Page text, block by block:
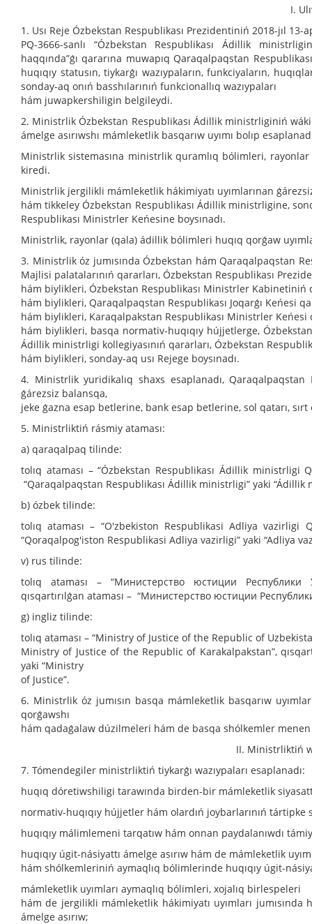
I.
1. Usı Reje Ózbekstan Respublikası Prezidentiniń 2018-jıl 13-
PQ-3666-sanlı “Ózbekstan Respublikası Ádillik
haqqında”ǵı qararına muwapıq Qaraqalpaqstan
huqıqıy statusın, tiykarǵı wazıypaların, funkciyaların,
sonday-aq onıń basshılarınıń funkcionallıq wazıypaları
hám juwapkershiligin belgileydi.
2. Ministrlik Ózbekstan Respublikası Ádillik ministrliginiń
ámelge asırıwshı mámleketlik basqarıw uyımı bolıp
Ministrlik sistemasına ministrlik quramlıq bólimleri,
kiredi.
Ministrlik jergilikli mámleketlik hákimiyatı uyımlarınan
hám tikkeley Ózbekstan Respublikası Ádillik ministrligine,
Respublikası Ministrler Keńesine boysınadı.
Ministrlik, rayonlar (qala) ádillik bólimleri huqıq qorǵaw
3. Ministrlik óz jumısında Ózbekstan hám Qaraqalpaqstan
Majlisi palatalarınıń qararları, Ózbekstan Respublikası
hám biylikleri, Ózbekstan Respublikası Ministrler Kabinetiniń
hám biylikleri, Qaraqalpaqstan Respublikası Joqarǵı Keńesi
hám biylikleri, Karaqalpakstan Respublikası Ministrler Keńesi
hám biylikleri, basqa normativ-huqıqıy hújjetlerge,
Ádillik ministrligi kollegiyasınıń qararları, Ózbekstan
hám biylikleri, sonday-aq usı Rejege boysınadı.
4. Ministrlik yuridikalıq shaxs esaplanadı,
ǵárezsiz balansqa,
jeke ǵazna esap betlerine, bank esap betlerine, sol qatarı,
5. Ministrliktiń rásmiy ataması:
a) qaraqalpaq tilinde:
tolıq ataması – “Ózbekstan Respublikası Ádillik ministrligi
“Qaraqalpaqstan Respublikası Ádillik ministrligi” yaki “Ádillik
b) ózbek tilinde:
tolıq ataması – “O'zbekiston Respublikasi Adliya vazirligi
“Qoraqalpog'iston Respublikasi Adliya vazirligi” yaki “Adliya
v) rus tilinde:
tolıq ataması – “Министерство юстиции Республики
qısqartırılǵan ataması – “Министерство юстиции
g) ingliz tilinde:
tolıq ataması – “Ministry of Justice of the Republic of
Ministry of Justice of the Republic of Karakalpakstan”,
yaki “Ministry
of Justice”.
6. Ministrlik óz jumısın basqa mámleketlik basqarıw
qorǵawshı
hám qadaǵalaw dúzilmeleri hám de basqa shólkemler
II. Ministrliktiń
7. Tómendegiler ministrliktiń tiykarǵı wazıypaları esaplanadı:
huqıq dóretiwshiligi tarawında birden-bir mámleketlik
normativ-huqıqıy hújjetler hám olardıń joybarlarınıń
huqıqıy málimlemeni tarqatıw hám onnan paydalanıwdı
huqıqıy úgit-násiyattı ámelge asırıw hám de mámleketlik
hám shólkemleriniń aymaqlıq bólimlerinde huqıqıy úgit-
mámleketlik uyımları aymaqlıq bólimleri, xojalıq birlespeleri
hám de jergilikli mámleketlik hákimiyatı uyımları
ámelge asırıw;